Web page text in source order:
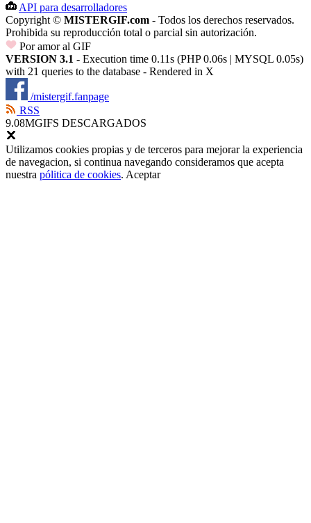
API para desarrolladores
Copyright © MISTERGIF.com - Todos los derechos reservados.
Prohibida su reproducción total o parcial sin autorización.
Por amor al GIF
VERSION 3.1 - Execution time 0.11s (PHP 0.06s | MYSQL 0.05s)
with 21 queries to the database - Rendered in X
/mistergif.fanpage
RSS
9.08MGIFS DESCARGADOS
Utilizamos cookies propias y de terceros para mejorar la experiencia
de navegacion, si continua navegando consideramos que acepta
nuestra pólitica de cookies. Aceptar